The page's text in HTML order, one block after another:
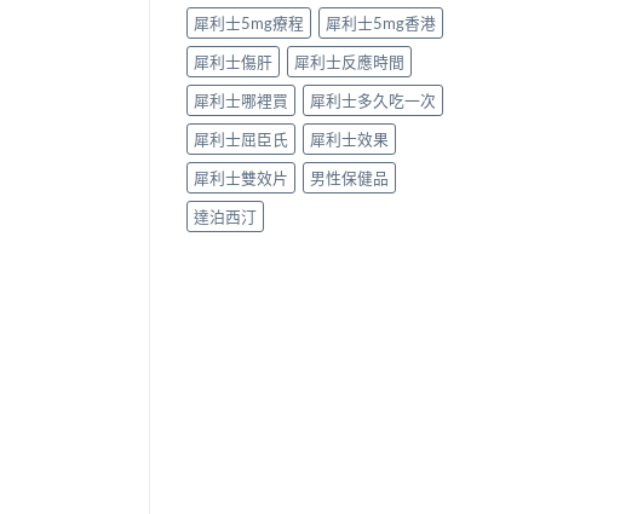
犀利士5mg療程
犀利士5mg香港
犀利士傷肝
犀利士反應時間
犀利士哪裡買
犀利士多久吃一次
犀利士屈臣氏
犀利士效果
犀利士雙效片
男性保健品
達泊西汀